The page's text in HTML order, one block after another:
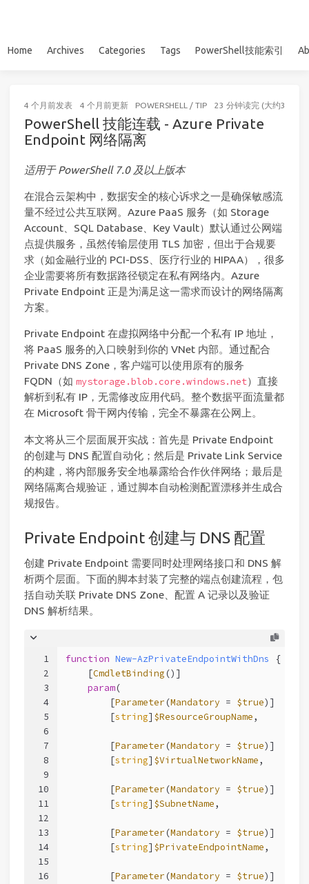
Home Archives Categories Tags PowerShell技能索引
4 个月前发表 4 个月前更新 POWERSHELL / TIP 23 分钟读完 (大约3501
PowerShell 技能连载 - Azure Private
Endpoint 网络隔离
适用于 PowerShell 7.0 及以上版本
在混合云架构中，数据安全的核心诉求之一是确保敏感流
量不经过公共互联网。Azure PaaS 服务（如 Storage
Account、SQL Database、Key Vault）默认通过公网端
点提供服务，虽然传输层使用 TLS 加密，但出于合规要
求（如金融行业的 PCI-DSS、医疗行业的 HIPAA），很多
企业需要将所有数据路径锁定在私有网络内。Azure
Private Endpoint 正是为满足这一需求而设计的网络隔离
方案。
Private Endpoint 在虚拟网络中分配一个私有 IP 地址，
将 PaaS 服务的入口映射到你的 VNet 内部。通过配合
Private DNS Zone，客户端可以使用原有的服务
FQDN（如 mystorage.blob.core.windows.net）直接
解析到私有 IP，无需修改应用代码。整个数据平面流量都
在 Microsoft 骨干网内传输，完全不暴露在公网上。
本文将从三个层面展开实战：首先是 Private Endpoint
的创建与 DNS 配置自动化；然后是 Private Link Service
的构建，将内部服务安全地暴露给合作伙伴网络；最后是
网络隔离合规验证，通过脚本自动检测配置漂移并生成合
规报告。
Private Endpoint 创建与 DNS 配置
创建 Private Endpoint 需要同时处理网络接口和 DNS 解
析两个层面。下面的脚本封装了完整的端点创建流程，包
括自动关联 Private DNS Zone、配置 A 记录以及验证
DNS 解析结果。
1
2
3
4
5
6
7
8
9
10
11
12
13
14
15
16
function New-AzPrivateEndpointWithDns {
[CmdletBinding ()]
param(
        [
Parameter (Mandatory = $true)]
        [
string] $ResourceGroupName,
        [
Parameter (Mandatory = $true)]
        [
string] $VirtualNetworkName,
        [
Parameter (Mandatory = $true)]
        [
string] $SubnetName,
        [
Parameter (Mandatory = $true)]
        [
string] $PrivateEndpointName,
        [
Parameter (Mandatory = $true)]